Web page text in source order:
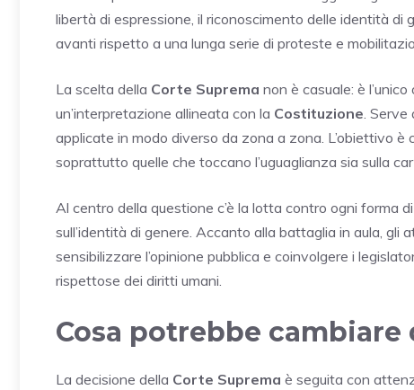
libertà di espressione, il riconoscimento delle identità di
avanti rispetto a una lunga serie di proteste e
La scelta della Corte Suprema non è casuale: è
un’interpretazione allineata con la Costituzione. Serve
applicate in modo diverso da zona a zona. L’obiettivo
soprattutto quelle che toccano l’uguaglianza sia sulla
Al centro della questione c’è la lotta contro ogni forma
sull’identità di genere. Accanto alla battaglia in aula,
sensibilizzare l’opinione pubblica e coinvolgere i
rispettose dei diritti umani.
Cosa potrebbe cambiare
La decisione della Corte Suprema è seguita con